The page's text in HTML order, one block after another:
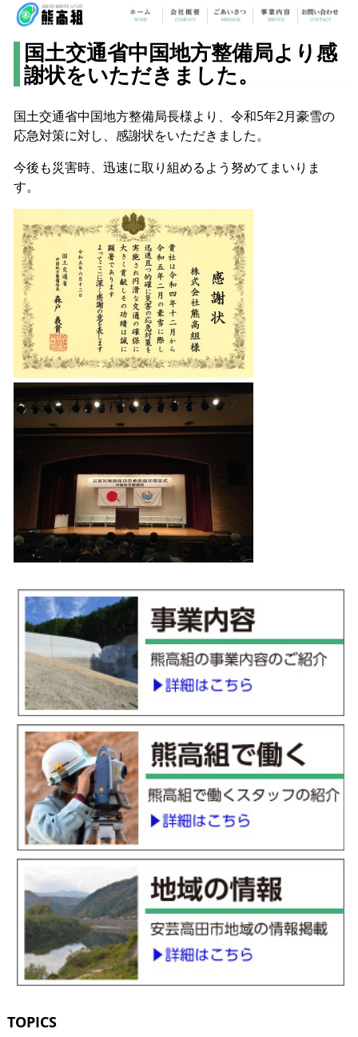
国土交通省中国地方整備局より感
謝状をいただきました。
国土交通省中国地方整備局長様より、令和5年2月豪雪の
応急対策に対し、感謝状をいただきました。
今後も災害時、迅速に取り組めるよう努めてまいりま
す。
TOPICS